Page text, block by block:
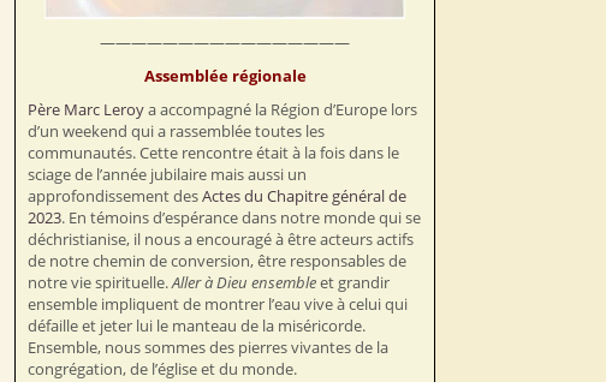
————————————————
Assemblée régionale
Père Marc Leroya accompagné la Région d’Europe lors
d’un weekend qui a rassemblée toutes les
communautés. Cette rencontre était à la fois dans le
sciage de l’année jubilaire mais aussi un
approfondissement desActes du Chapitre général de
2023. En témoins d’espérance dans notre monde qui se
déchristianise, il nous a encouragé à être acteurs actifs
de notre chemin de conversion, être responsables de
notre vie spirituelle.Aller à Dieu ensembleet grandir
ensemble impliquent de montrer l’eau vive à celui qui
défaille et jeter lui le manteau de la miséricorde.
Ensemble, nous sommes des pierres vivantes de la
congrégation, de l’église et du monde.